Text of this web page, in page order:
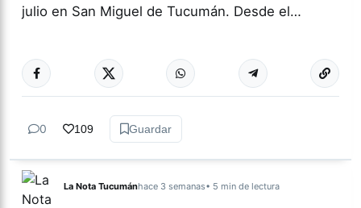
julio en San Miguel de Tucumán. Desde el…
TUCUMÁN Más
0 109 Guardar
La Nota Tucumánhace 3 semanas• 5 min de lectura